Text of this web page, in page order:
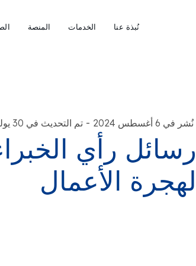
نُبذة عنا الخدمات المنصة
نُشر في 6 أغسطس 2024 - تم التحديث في 30 يوليو 2026
رسائل رأي
لهجرة الأعمال